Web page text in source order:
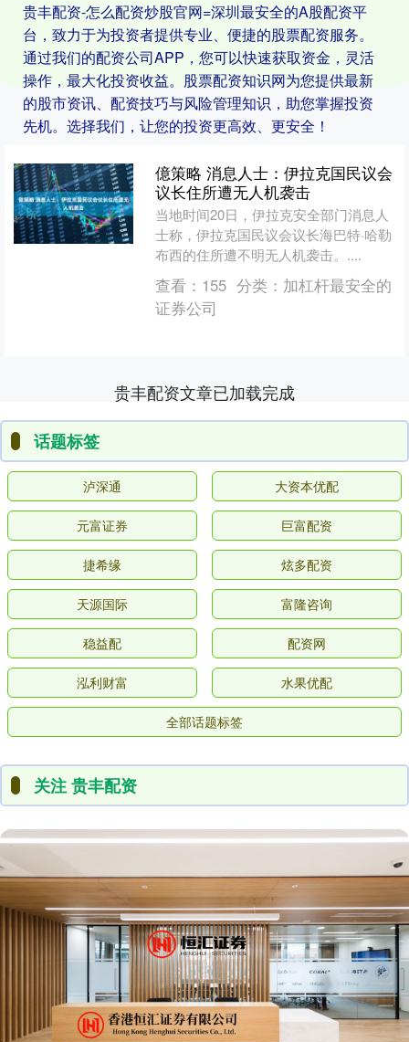
贵丰配资-怎么配资炒股官网=深圳最安全的A股配资平
台，致力于为投资者提供专业、便捷的股票配资服务。
通过我们的配资公司APP，您可以快速获取资金，灵活
操作，最大化投资收益。股票配资知识网为您提供最新
的股市资讯、配资技巧与风险管理知识，助您掌握投资
先机。选择我们，让您的投资更高效、更安全！
億策略 消息人士：伊拉克国民议会
议长住所遭无人机袭击
当地时间20日，伊拉克安全部门消息人
士称，伊拉克国民议会议长海巴特·哈勒
布西的住所遭不明无人机袭击。....
查看： 155 分类： 加杠杆最安全的
证券公司
贵丰配资文章已加载完成
话题标签
泸深通 大资本优配
元富证券 巨富配资
捷希缘 炫多配资
天源国际 富隆咨询
稳益配 配资网
泓利财富 水果优配
全部话题标签
关注 贵丰配资